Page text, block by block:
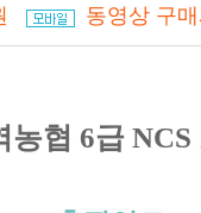
동영상 구
농협 6급